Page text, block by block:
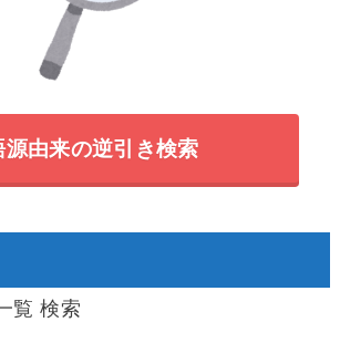
源由来の逆引き検索
覧 検索